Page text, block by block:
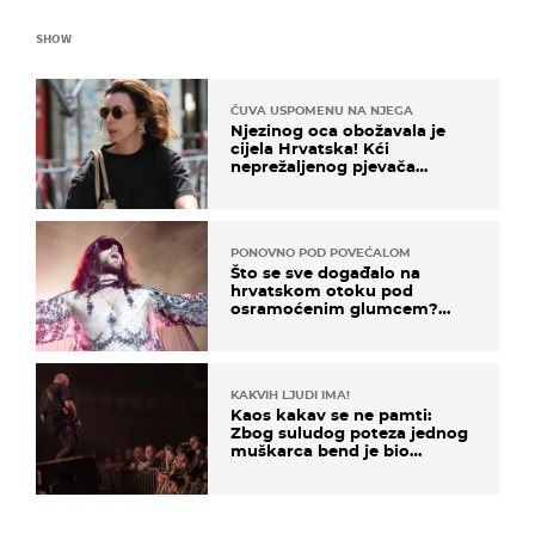
SHOW
ČUVA USPOMENU NA NJEGA
Njezinog oca obožavala je
cijela Hrvatska! Kći
neprežaljenog pjevača
PONOVNO POD POVEĆALOM
Što se sve događalo na
hrvatskom otoku pod
osramoćenim glumcem?
KAKVIH LJUDI IMA!
Kaos kakav se ne pamti:
Zbog suludog poteza jednog
muškarca bend je bio